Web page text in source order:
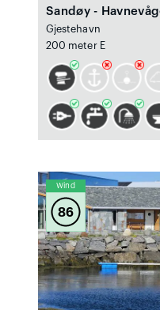
Sandøy -
Gjestehavn
200 meter E
Wind
86